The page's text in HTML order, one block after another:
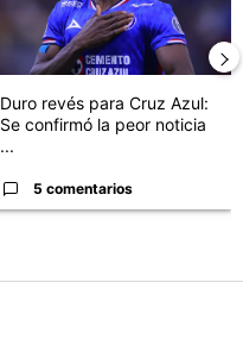
Duro revés para Cruz Azul:
Se confirmó la peor noticia
...
5 comentarios